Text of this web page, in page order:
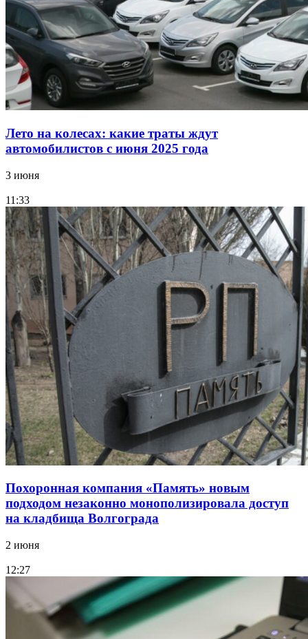
Лето на колесах: какие траты ждут
автомобилистов с июня 2025 года
3 июня
11:33
Похоронная компания «Память» новым
подходом незаконно монополизировала доступ
на кладбища Волгограда
2 июня
12:27